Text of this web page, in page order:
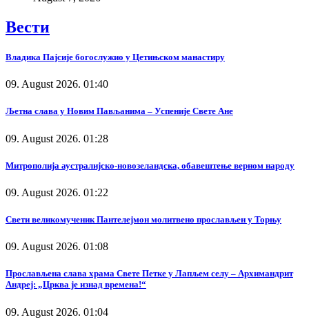
Вести
Владика Пајсије богослужио у Цетињском манастиру
09. August 2026. 01:40
Љетна слава у Новим Пављанима – Успеније Свете Ане
09. August 2026. 01:28
Митрополија аустралијско-новозеландска, обавештење верном народу
09. August 2026. 01:22
Свети великомученик Пантелејмон молитвено прослављен у Торњу
09. August 2026. 01:08
Прослављена слава храма Свете Петке у Лапљем селу – Архимандрит
Андреј: „Црква је изнад времена!“
09. August 2026. 01:04